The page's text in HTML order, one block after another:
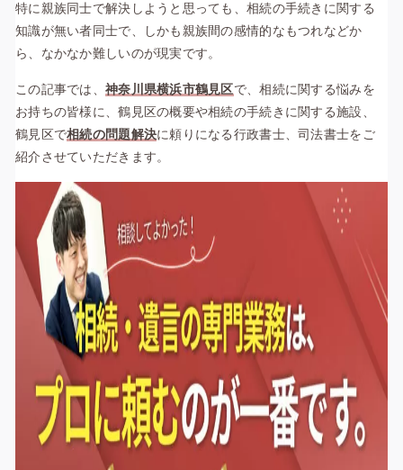
特に親族同士で解決しようと思っても、相続の手続きに関する
知識が無い者同士で、しかも親族間の感情的なもつれなどか
ら、なかなか難しいのが現実です。
この記事では、 神奈川県横浜市鶴見区で、相続に関する悩みを
お持ちの皆様に、鶴見区の概要や相続の手続きに関する施設、
鶴見区で相続の問題解決に頼りになる行政書士、司法書士をご
紹介させていただきます。